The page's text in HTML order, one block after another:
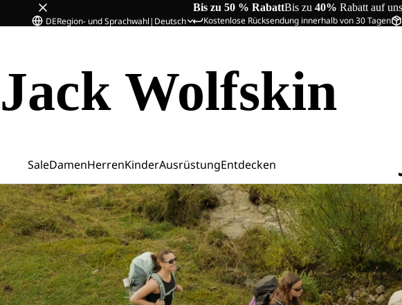
Bis zu 50 % RabattBis zu 40% Rabatt auf
Kostenlose Rücksendung innerhalb von 30 Tagen
DERegion- und Sprachwahl| Deutsch
Jack Wolfskin
SaleDamenHerrenKinderAusrüstungEntdecken